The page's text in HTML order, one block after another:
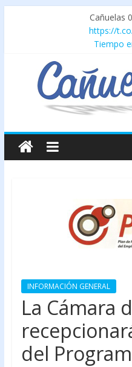
Cañuelas
https://
Tiempo
INFORMACIÓN GENERAL
La Cámara
del